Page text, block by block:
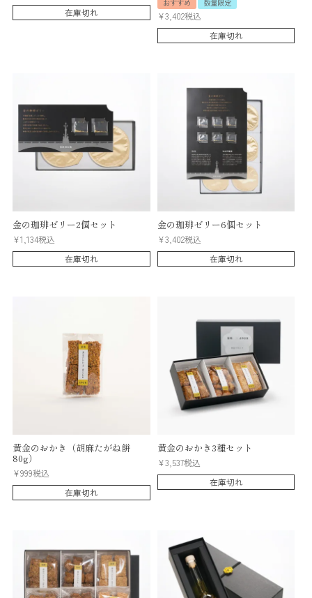
在庫切れ
おすすめ 数量限定
¥3,402税込
在庫切れ
金の珈琲ゼリー2個セット
¥1,134税込
在庫切れ
金の珈琲ゼリー6個セット
¥3,402税込
在庫切れ
黄金のおかき（胡麻たがね餅
80g）
¥999税込
在庫切れ
黄金のおかき3種セット
¥3,537税込
在庫切れ